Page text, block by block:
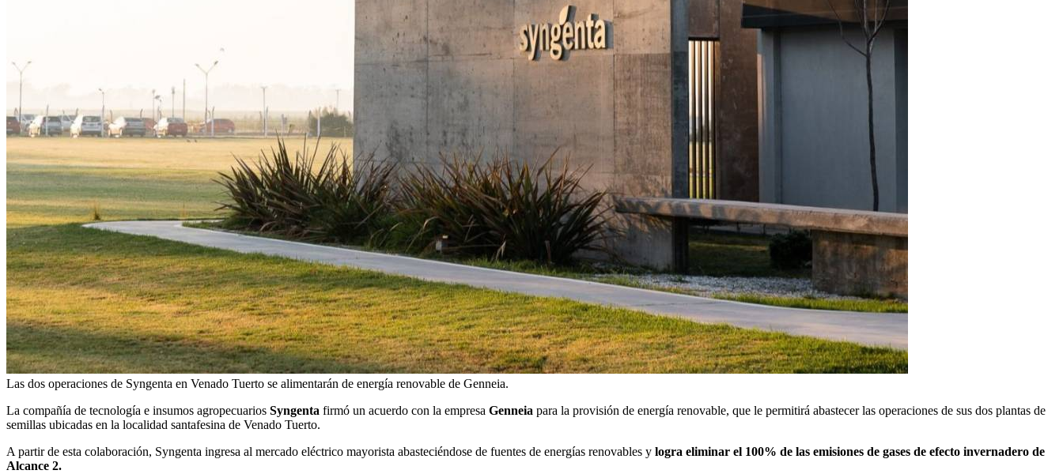
Las dos operaciones de Syngenta en Venado Tuerto se alimentarán de energía renovable de Genneia.
La compañía de tecnología e insumos agropecuarios Syngenta firmó un acuerdo con la empresa Genneia para la provisión de energía renovable, que le permitirá abastecer las operaciones de sus dos plantas de
semillas ubicadas en la localidad santafesina de Venado Tuerto.
A partir de esta colaboración, Syngenta ingresa al mercado eléctrico mayorista abasteciéndose de fuentes de energías renovables y logra eliminar el 100% de las emisiones de gases de efecto invernadero de
Alcance 2.